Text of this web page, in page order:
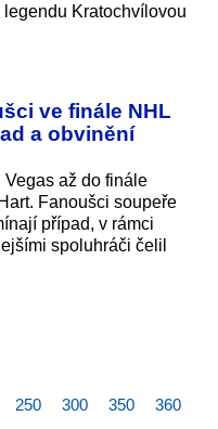
Kratochvílovou
ve finále NHL
a obvinění
až do finále
Fanoušci soupeře
případ, v rámci
spoluhráči čelil
250 300 350 360